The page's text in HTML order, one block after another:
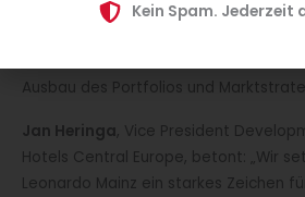
Bedeutung der Investition in eine der
Ausbau des Portfolios und
Jan Heringa, Vice President
Hotels Central Europe, betont: „Wir
Leonardo Mainz ein starkes Zeichen
Kein Spam. Jederzeit